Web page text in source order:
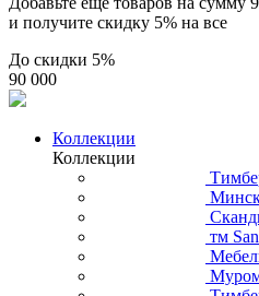
и получите скидку 5% на все
До скидки 5%
90 000
Коллекции
Коллекции
тм